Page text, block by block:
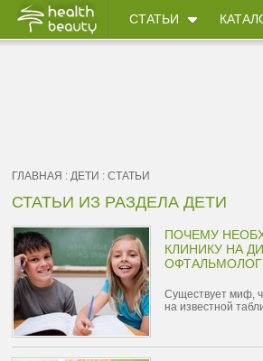
СТАТЬИ
ГЛАВНАЯ : ДЕТИ : СТАТЬИ
СТАТЬИ ИЗ РАЗДЕЛА ДЕТИ
ПОЧЕМУ
КЛИНИКУ НА
Существует миф,
на известной